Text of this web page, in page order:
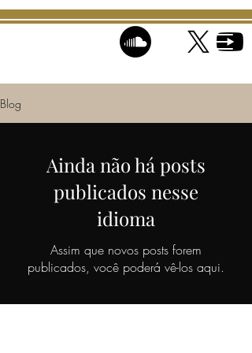
Blog
Ainda não há posts
publicados nesse
idioma
Assim que novos posts forem
publicados, você poderá vê-los aqui.